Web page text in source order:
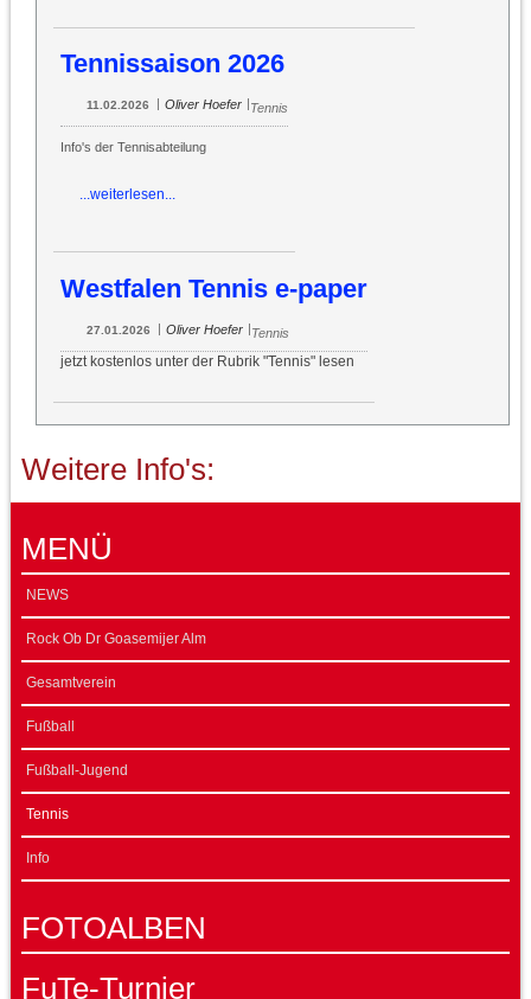
Tennissaison 2026
11.02.2026 Oliver Hoefer Tennis
Info's der Tennisabteilung
...weiterlesen...
Westfalen Tennis e-paper
27.01.2026 | Oliver Hoefer |Tennis
jetzt kostenlos unter der Rubrik "Tennis" lesen
Weitere Info's:
MENÜ
NEWS
Rock Ob Dr Goasemijer Alm
Gesamtverein
Fußball
Fußball-Jugend
Tennis
Info
FOTOALBEN
FuTe-Turnier